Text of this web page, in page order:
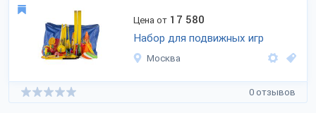
Цена от 17 580
Набор для подвижных игр
Москва
0 отзывов